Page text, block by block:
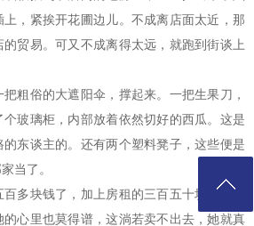
，紧挨开花圃边儿。不成离店面太近，那
贸易。可又不成离得太远，就跑到街谈上
粗俗的大遮阳伞，撑起来。一把生果刀，
玻璃柜，内部放着依然切好的西瓜。这是
东谈主的。还有两个塑料凳子，这些便是
当了。
多块钱了，加上房租的三百五十块，张兮
心里也莫得谱，这淌若卖不出去，她就真